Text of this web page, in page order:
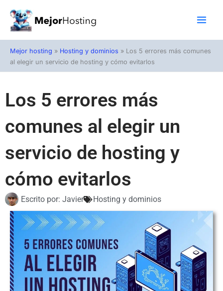
contenido
Mejor hosting » Hosting y dominios » Los 5 errores más comunes
al elegir un servicio de hosting y cómo evitarlos
Los 5 errores más
comunes al elegir un
servicio de hosting y
cómo evitarlos
Escrito por: Javier Hosting y dominios